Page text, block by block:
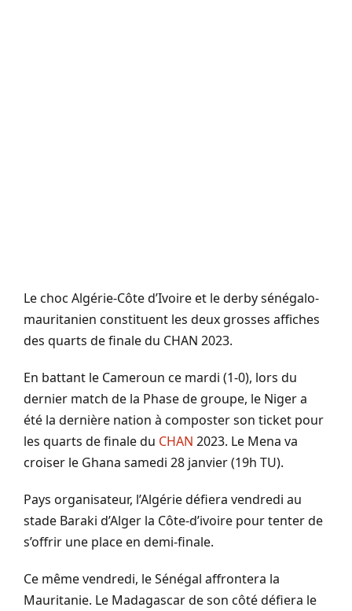
Le choc Algérie-Côted’Ivoire et le derby sénégalo-
mauritanien constituent les deux grosses affiches
des quarts de finale du CHAN 2023.
En battant le Cameroun ce mardi (1-0), lors du
dernier match de la Phase de groupe, le Niger a
été la dernière nation à composter son ticket pour
les quarts de finale du CHAN 2023. Le Mena va
croiser le Ghana samedi 28 janvier(19h TU).
Pays organisateur, l’Algérie défiera vendredi au
stade Baraki d’Alger la Côte-d’ivoire pour tenter de
s’offrir une place en demi-finale.
Ce même vendredi, le Sénégal affrontera la
Mauritanie. Le Madagascar de son côté défiera le